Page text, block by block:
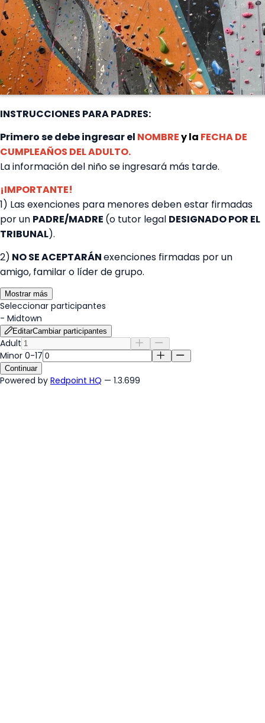
INSTRUCCIONES PARA PADRES:
Primero se debe ingresar el NOMBREy la FECHA DE
CUMPLEAÑOS DEL ADULTO.
La información del niño se ingresará más tarde.
¡IMPORTANTE!
1) Las exenciones para menores deben estar firmadas
por un PADRE/MADRE (o tutor legal DESIGNADO POR EL
TRIBUNAL).
2) NO SE ACEPTARÁNexenciones firmadas por un
amigo, familar o líder de grupo.
Mostrar más
Seleccionar participantes
- Midtown
EditarCambiar participantes
Adult
Minor 0-17
Continuar
Powered by Redpoint HQ — 1.3.699